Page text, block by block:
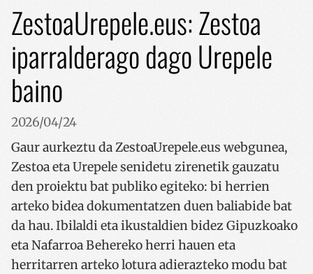
ZestoaUrepele.eus: Zestoa
iparralderago dago Urepele
baino
2026/04/24
Gaur aurkeztu da ZestoaUrepele.eus webgunea,
Zestoa eta Urepele senidetu zirenetik gauzatu
den proiektu bat publiko egiteko: bi herrien
arteko bidea dokumentatzen duen baliabide bat
da hau. Ibilaldi eta ikustaldien bidez Gipuzkoako
eta Nafarroa Behereko herri hauen eta
herritarren arteko lotura adierazteko modu bat